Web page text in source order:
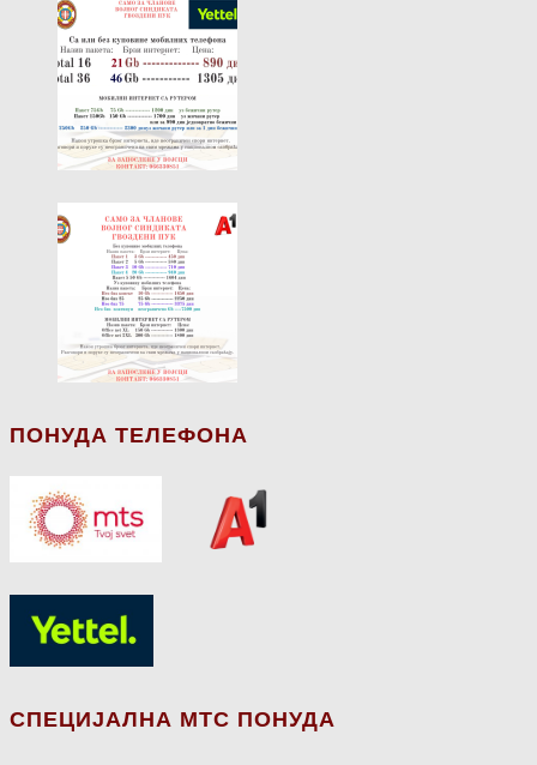
ПОНУДА ТЕЛЕФОНА
СПЕЦИЈАЛНА МТС ПОНУДА